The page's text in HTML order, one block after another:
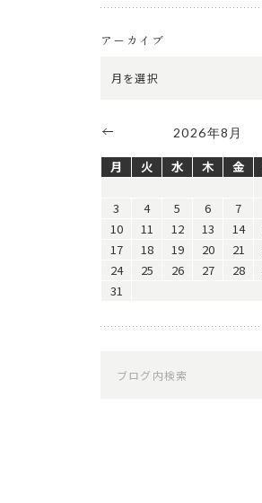
アーカイブ
2026年8月
月 火 水 木 金
3
4 5 6 7
10
11 12 13 14
17
18 19 20 21
24
25 26 27 28
31